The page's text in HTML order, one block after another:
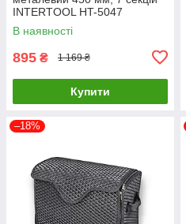
INTERTOOL HT-5047
LuxPrice
В наявності
895 ₴ 1 169 ₴
Купити
–18%